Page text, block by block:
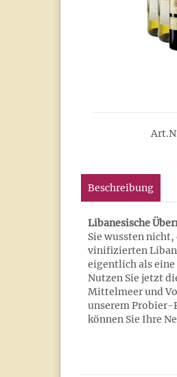
Beschreibung
Libanesische
Sie wussten nicht,
vinifizierten
eigentlich als eine
Nutzen Sie jetzt
Mittelmeer und
unserem Probier-
können Sie Ihre